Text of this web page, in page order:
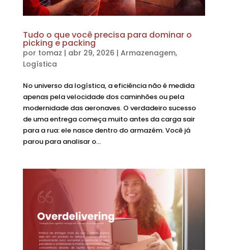
Tudo o que você precisa para dominar o
picking e packing
por tomaz | abr 29, 2026 | Armazenagem,
Logística
No universo da logística, a eficiência não é medida
apenas pela velocidade dos caminhões ou pela
modernidade das aeronaves. O verdadeiro sucesso
de uma entrega começa muito antes da carga sair
para a rua: ele nasce dentro do armazém. Você já
parou para analisar o...